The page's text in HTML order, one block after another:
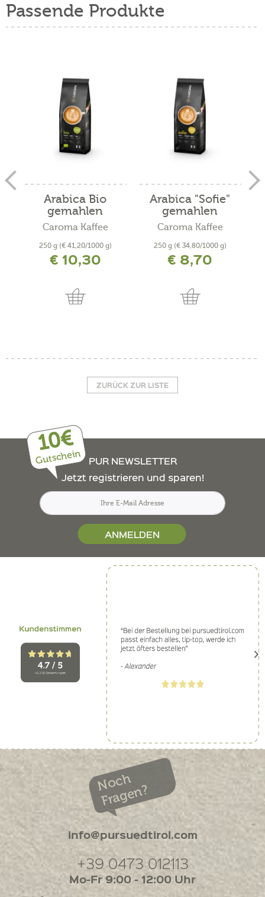
Passende Produkte
Arabica Bio
gemahlen
Caroma Kaffee
250 g (€ 41,20/1000 g)
inkl. MwSt. zzgl. Versandkosten
€ 10,30
Arabica "Sofie"
gemahlen
Caroma Kaffee
250 g (€ 34,80/1000 g)
inkl. MwSt. zzgl. Versandkosten
€ 8,70
ZURÜCK ZUR LISTE
10€
Gutschein
PUR NEWSLETTER
Jetzt registrieren und sparen!
ANMELDEN
Noch
Fragen?
info@pursuedtirol.com
+39 0473 012113
Mo-Fr 9:00 - 12:00 Uhr